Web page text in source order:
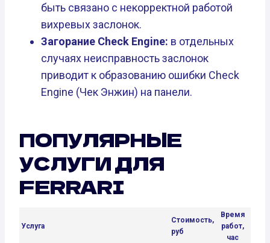
быть связано с некорректной работой
вихревых заслонок.
Загорание Check Engine: в отдельных
случаях неисправность заслонок
приводит к образованию ошибки Check
Engine (Чек Энжин) на панели.
ПОПУЛЯРНЫЕ
УСЛУГИ ДЛЯ
FERRARI
Услуга
Стоимость,
руб
Время
работ,
час